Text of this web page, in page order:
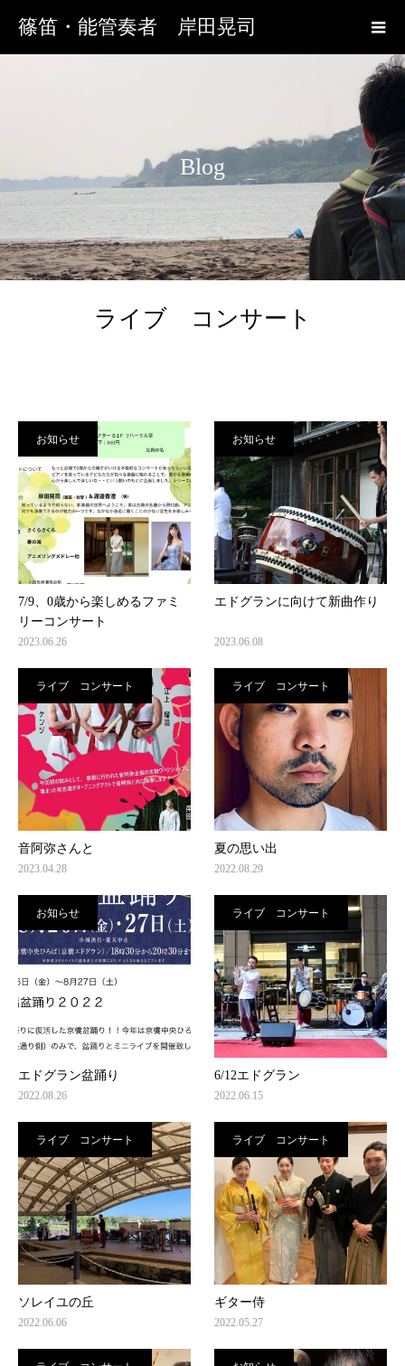
篠笛・能管奏者 岸田晃司
Blog
ライブ コンサート
お知らせ
7/9、0歳から楽しめるファミ
リーコンサート
2023.06.26
お知らせ
エドグランに向けて新曲作り
2023.06.08
ライブ コンサート
音阿弥さんと
2023.04.28
ライブ コンサート
夏の思い出
2022.08.29
お知らせ
エドグラン盆踊り
2022.08.26
ライブ コンサート
6/12エドグラン
2022.06.15
ライブ コンサート
ソレイユの丘
2022.06.06
ライブ コンサート
ギター侍
2022.05.27